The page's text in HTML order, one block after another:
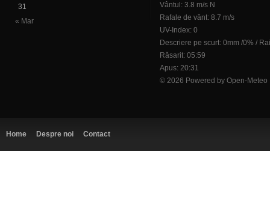
31
« Mar
Vântul: 3.8 m/s N
Rafale de vânt: 8.7 m/s
UV-Index: 0
Descriere pe scurt: 0mm /0% /
Răsarit: 05:59
Apus: 20:31
© 2026 Powered by Open-Meteo
Home Despre noi Contact